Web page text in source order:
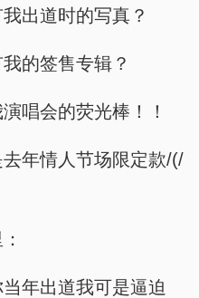
出道时的写真？
的签售专辑？
唱会的荧光棒！！
年情人节场限定款/(/
年出道我可是逼迫